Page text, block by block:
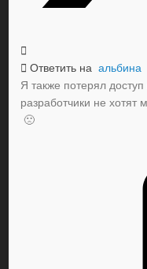
Ответить наальбина
Я также потерял
разработчики не хотят
🙁